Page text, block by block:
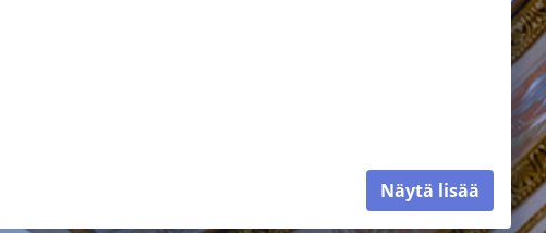
Näytä lisää